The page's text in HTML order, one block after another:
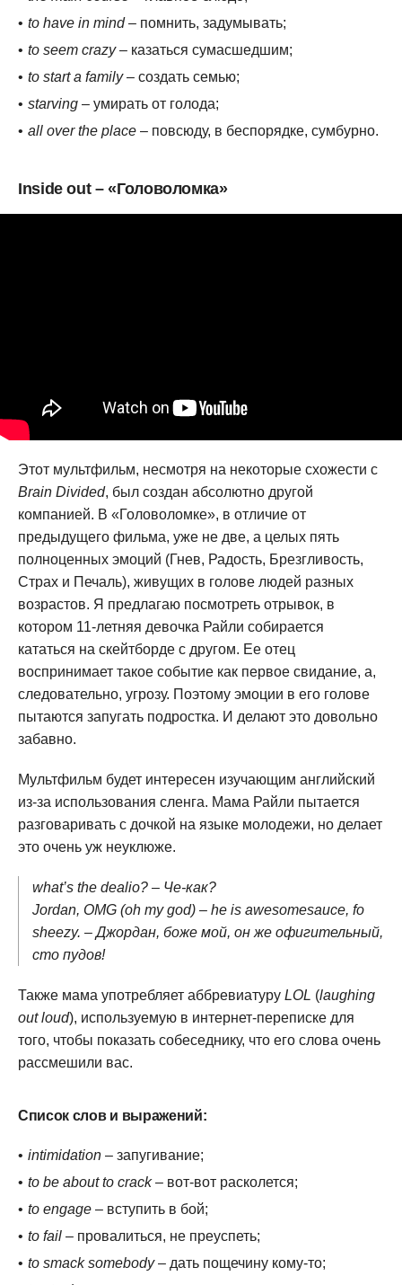
to have in mind– помнить, задумывать;
to seem crazy– казаться сумасшедшим;
to start a family– создать семью;
starving – умирать от голода;
all over the place – повсюду, в беспорядке, сумбурно.
Inside out – «Головоломка»
Этот мультфильм, несмотря на некоторые схожести с
Brain Divided, был создан абсолютно другой
компанией. В «Головоломке», в отличие от
предыдущего фильма, уже не две, а целых пять
полноценных эмоций (Гнев, Радость, Брезгливость,
Страх и Печаль), живущих в голове людей разных
возрастов. Я предлагаю посмотреть отрывок, в
котором 11-летняя девочка Райли собирается
кататься на скейтборде с другом. Ее отец
воспринимает такое событие как первое свидание, а,
следовательно, угрозу. Поэтому эмоции в его голове
пытаются запугать подростка. И делают это довольно
забавно.
Мультфильм будет интересен изучающим английский
из-за использования сленга. Мама Райли пытается
разговаривать с дочкой на языке молодежи, но делает
это очень уж неуклюже.
what’s the dealio? – Че-как?
Jordan, OMG (oh my god) – he is awesomesauce, fo
sheezy. – Джордан, боже мой, он же офигительный,
сто пудов!
Также мама употребляет аббревиатуру LOL (laughing
out loud), используемую в интернет-переписке для
того, чтобы показать собеседнику, что его слова очень
рассмешили вас.
Список слов и выражений:
intimidation – запугивание;
to be about to crack– вот-вот расколется;
to engage – вступить в бой;
to fail – провалиться, не преуспеть;
to smack somebody– дать пощечину кому-то;